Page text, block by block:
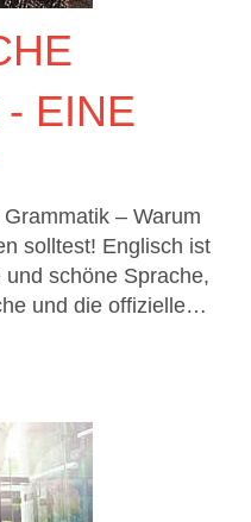
EINE
– Warum
solltest! Englisch ist
schöne Sprache,
und die offizielle…